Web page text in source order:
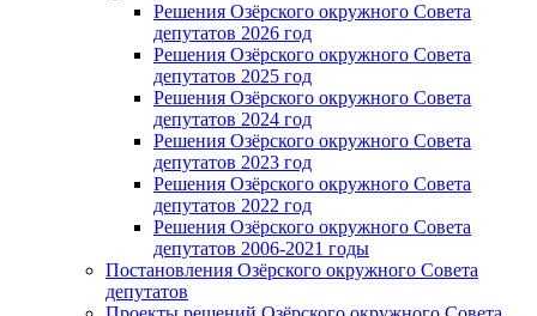
Решения Озёрского окружного Совета
депутатов 2026 год
Решения Озёрского окружного Совета
депутатов 2025 год
Решения Озёрского окружного Совета
депутатов 2024 год
Решения Озёрского окружного Совета
депутатов 2023 год
Решения Озёрского окружного Совета
депутатов 2022 год
Решения Озёрского окружного Совета
депутатов 2006-2021 годы
Постановления Озёрского окружного Совета
депутатов